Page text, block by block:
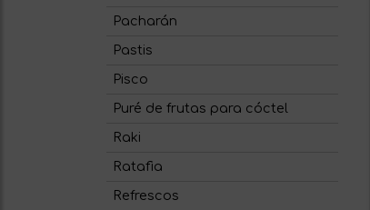
Pacharán
Pastis
Pisco
Puré de frutas para cóctel
Raki
Ratafia
Refrescos